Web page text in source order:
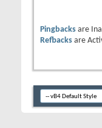
Pingbacks are
Refbacks are